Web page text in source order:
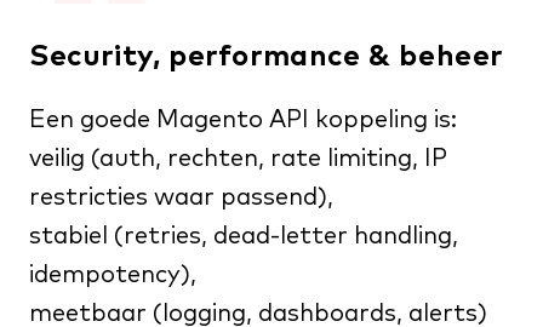
Security, performance & beheer
Een goede Magento API koppeling is:
veilig (auth, rechten, rate limiting, IP
restricties waar passend),
stabiel (retries, dead-letter handling,
idempotency),
meetbaar (logging, dashboards, alerts)